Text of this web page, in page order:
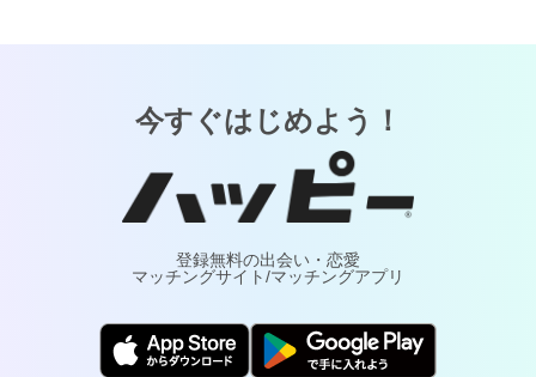
今すぐはじめよう！
登録無料の出会い・恋愛
マッチングサイト/マッチングアプリ